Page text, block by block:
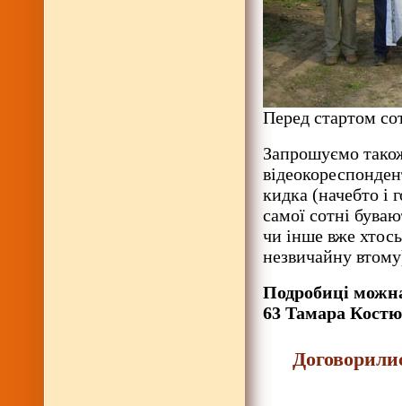
Перед стартом
Запрошуємо
кидка (начебто і
самої сотні
чи інше вже
незвичайну
Подробиці
63 Тамара